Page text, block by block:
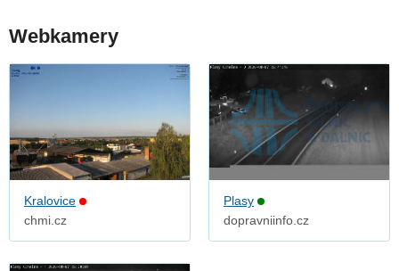
Webkamery
Kralovice
chmi.cz
Plasy
dopravniinfo.cz